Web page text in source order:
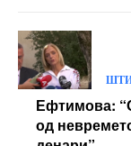
Ефтимова:
од